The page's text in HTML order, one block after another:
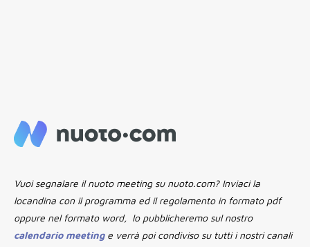
Vuoi segnalare il nuoto meeting su nuoto.com? Inviaci la
locandina con il programma ed il regolamento in formato pdf
oppure nel formato word, lo pubblicheremo sul nostro
calendario meeting e verrà poi condiviso su tutti i nostri canali